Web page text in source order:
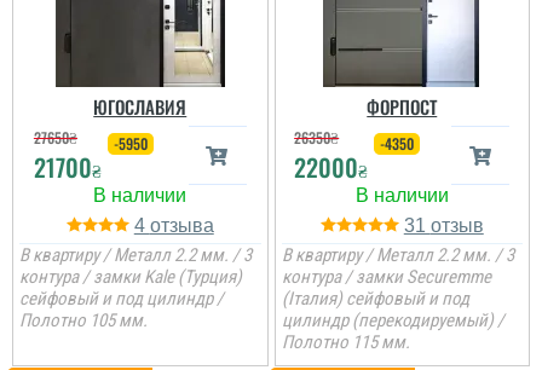
ЮГОСЛАВИЯ
27650₴
21700₴
-5950
4
В квартиру / Металл 2.2 мм. / 3
контура / замки Kale (Турция)
сейфовый и под цилиндр /
Полотно 105 мм.
ФОРПОСТ
26350₴
22000₴
-4350
31
В квартиру / Металл 2.2 мм. / 3
контура / замки Securemme
(Італия) сейфовый и под
цилиндр (перекодируемый) /
Полотно 115 мм.